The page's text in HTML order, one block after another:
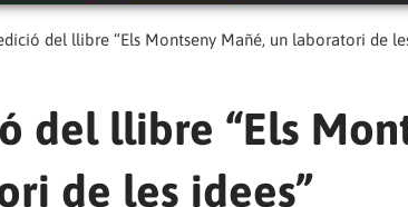
del llibre “Els Montseny Mañé, un laboratori de
del llibre “Els
de les idees”